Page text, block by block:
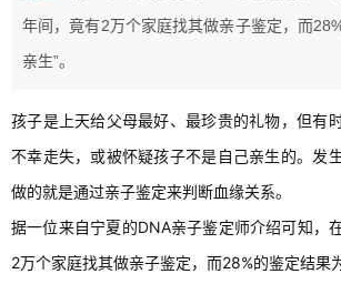
年间，竟有2万个家庭找其做亲子鉴定，而
亲生”。
孩子是上天给父母最好、最珍贵的礼物，但有
不幸走失，或被怀疑孩子不是自己亲生的。发
做的就是通过亲子鉴定来判断血缘关系。
据一位来自宁夏的DNA亲子鉴定师介绍可知，
2万个家庭找其做亲子鉴定，而28%的鉴定结果为